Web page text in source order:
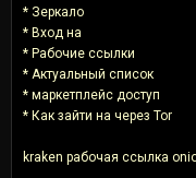
* Зеркало
* Вход на
* Рабочие ссылки
* Актуальный список
* маркетплейс доступ
* Как зайти на через Tor
kraken рабочая ссылка